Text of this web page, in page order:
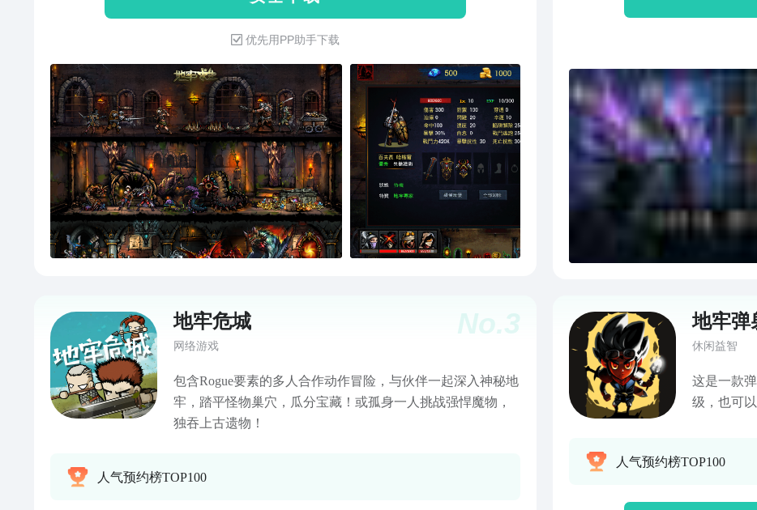
优先用PP助手下载
No.3
地牢危城
网络游戏
包含Rogue要素的多人合作动作冒险，与伙伴一起深入神秘地
牢，踏平怪物巢穴，瓜分宝藏！或孤身一人挑战强悍魔物，
独吞上古遗物！
人气预约榜TOP100
地牢弹
休闲益智
这是一款
级，也可
人气预约榜TOP100